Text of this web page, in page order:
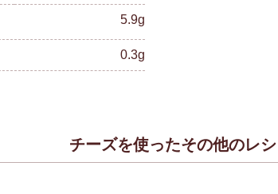
5.9g
0.3g
チーズを使ったその他のレ